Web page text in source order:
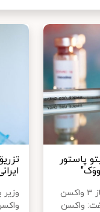
پاستور
مدیر پروژه کارآزمایی بالینی فاز ۳ واکسن
واکسن